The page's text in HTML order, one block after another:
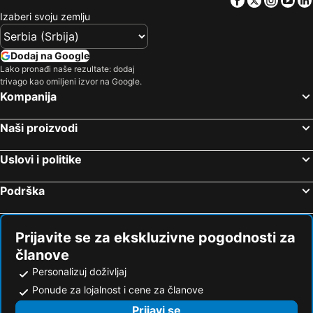
FLEXSTAY INN Tokiwadai
Hotel Horidome Villa
HOTEL MYSTAYS Ochanomizu Conference Center
APA Hotel Ayase Ekimae
HOTEL LiVEMAX Tokyo-Otsuka Ekimae
Sotetsu Fresa Inn Ginza Sanchome
La'gent Hotel Shinjuku Kabukicho
First Cabin Ichigaya
APA hotel Asakusa Kaminarimon
APA Hotel Asakusa Ekimae
OTHER SPACE Asakusa
Onyado Nono Asakusa Natural Hot Spring
Far East Village Hotel Tokyo - Asakusa
Tosei Hotel Cocone Asakusa
Hotel Sunroute Asakusa
Resol Poshtel Tokyo Asakusa
Hotel Tavinos Asakusa
Tawaramachi Metro Station
Inaricho Metro Station
Iriya Metro Station
Sumo Museum
Naka-Okachimachi Metro Station
Okachimachi Station
Kokubunji
Miyagase Dam
Muza Kawasaki Symphony Hall
Tsuzuki
Toyosu Metro Station
Higashi-Ginza Metro Station
Komaganekogen Ski Area
Yokohama Stadium
Fujimikogen Ski Area
Izaberi svoju zemlju
Dodaj na Google
Lako pronađi naše rezultate: dodaj
trivago kao omiljeni izvor na Google.
Kompanija
Naši proizvodi
Uslovi i politike
Podrška
Prijavite se za ekskluzivne pogodnosti za
članove
Personalizuj doživljaj
Ponude za lojalnost i cene za članove
Prijavi se